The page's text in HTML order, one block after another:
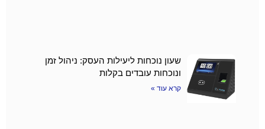
שעון נוכחות ליעילות העסק: ניהול זמן
ונוכחות עובדים בקלות
קרא עוד »